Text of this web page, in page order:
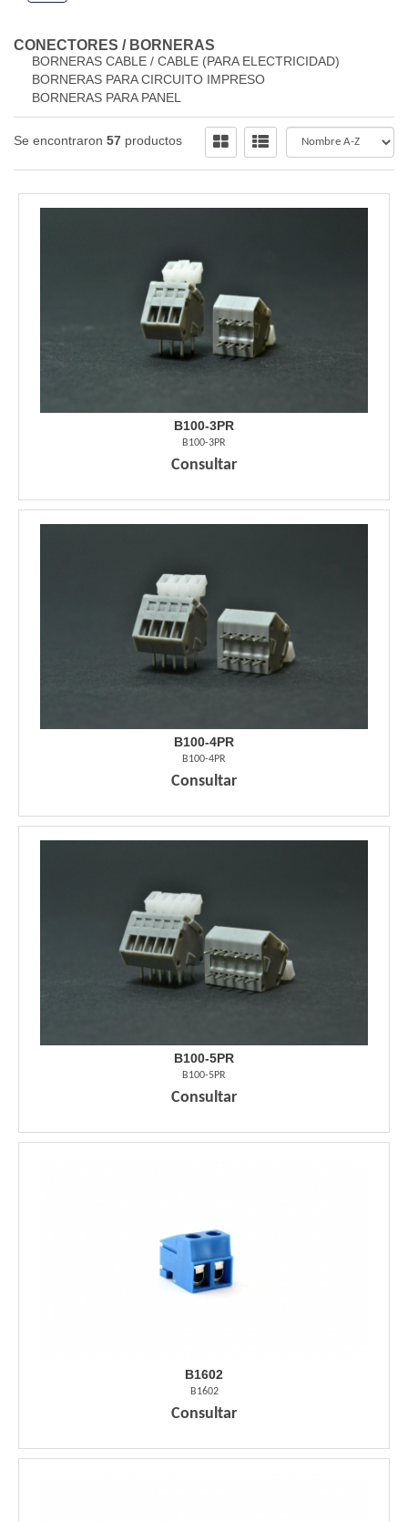
CONECTORES / BORNERAS
BORNERAS CABLE / CABLE (PARA ELECTRICIDAD)
BORNERAS PARA CIRCUITO IMPRESO
BORNERAS PARA PANEL
Se encontraron 57 productos
B100-3PR
B100-3PR
Consultar
B100-4PR
B100-4PR
Consultar
B100-5PR
B100-5PR
Consultar
B1602
B1602
Consultar